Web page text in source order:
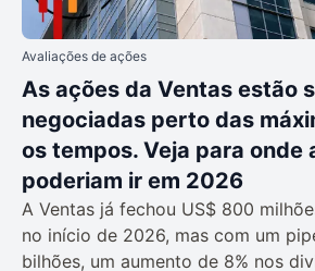
Avaliações de ações
As ações da Ventas estão
negociadas perto das
os tempos. Veja para onde
poderiam ir em 2026
A Ventas já fechou US$ 800
no início de 2026, mas com um
bilhões, um aumento de 8% nos